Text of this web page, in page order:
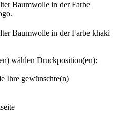
wählen Druckposition(en):
Ihre gewünschte(n)